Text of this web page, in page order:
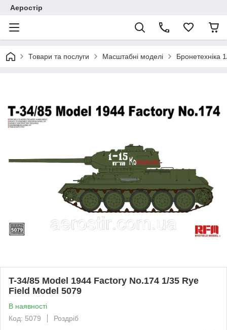
Аеростір
Товари та послуги Масштабні моделі Бронетехніка
T-34/85 Model 1944 Factory No.174 1/35 Rye
Field Model 5079
В наявності
Код: 5079
Роздріб